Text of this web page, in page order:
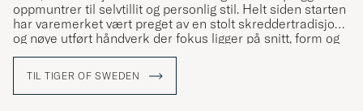
oppmuntrer til selvtillit og personlig stil. Helt siden starten
har varemerket vært preget av en stolt skreddertradisjon
og nøye utført håndverk der fokus ligger på snitt, form og
material. Varemerkets grunnverdier er bygget opp rundt
utvikling av både design, kvalitet og intellektuelle verdier.
TIL TIGER OF SWEDEN